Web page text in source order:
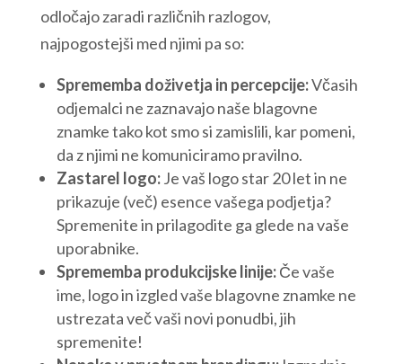
odločajo zaradi različnih razlogov,
najpogostejši med njimi pa so:
Sprememba doživetja in percepcije:Včasih
odjemalci ne zaznavajo naše blagovne
znamke tako kot smo si zamislili, kar pomeni,
da z njimi ne komuniciramo pravilno.
Zastarel logo:Je vaš logo star 20 let in ne
prikazuje (več) esence vašega podjetja?
Spremenite in prilagodite ga glede na vaše
uporabnike.
Sprememba produkcijske linije:Če vaše
ime, logo in izgled vaše blagovne znamke ne
ustrezata več vaši novi ponudbi, jih
spremenite!